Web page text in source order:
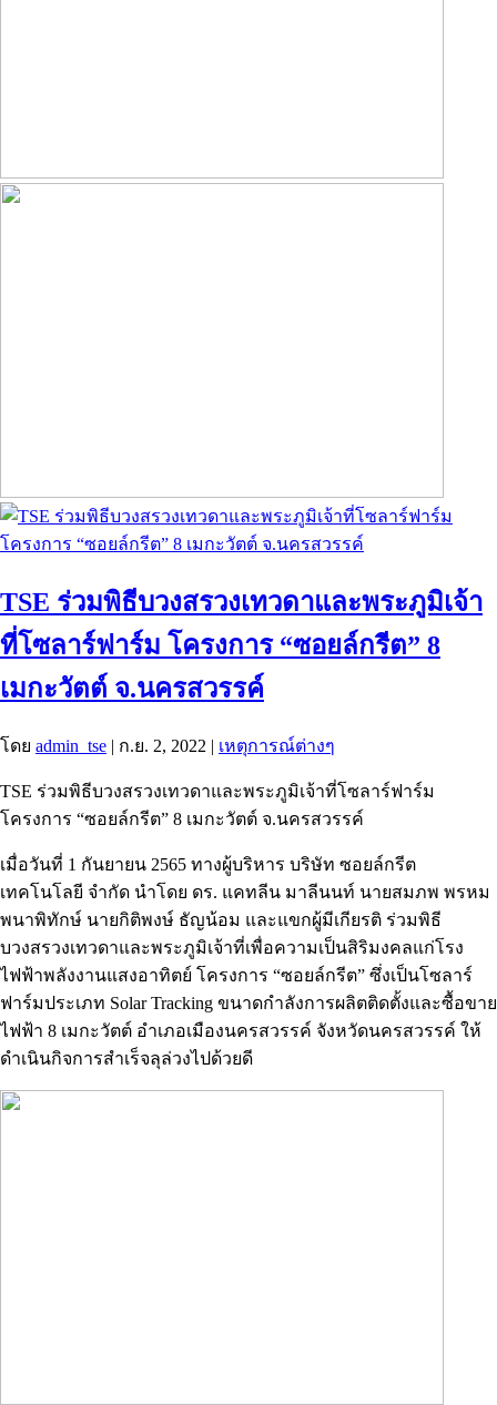
TSE ร่วมพิธีบวงสรวงเทวดาและพระภูมิเจ้า
ที่โซลาร์ฟาร์ม โครงการ “ซอยล์กรีต” 8
เมกะวัตต์ จ.นครสวรรค์
โดย admin_tse | ก.ย. 2, 2022 | เหตุการณ์ต่างๆ
TSE ร่วมพิธีบวงสรวงเทวดาและพระภูมิเจ้าที่โซลาร์ฟาร์ม
โครงการ “ซอยล์กรีต” 8 เมกะวัตต์ จ.นครสวรรค์
เมื่อวันที่ 1 กันยายน 2565 ทางผู้บริหาร บริษัท ซอยล์กรีต
เทคโนโลยี จำกัด นำโดย ดร. แคทลีน มาลีนนท์ นายสมภพ พรหม
พนาพิทักษ์ นายกิติพงษ์ ธัญน้อม และแขกผู้มีเกียรติ ร่วมพิธี
บวงสรวงเทวดาและพระภูมิเจ้าที่เพื่อความเป็นสิริมงคลแก่โรง
ไฟฟ้าพลังงานแสงอาทิตย์ โครงการ “ซอยล์กรีต” ซึ่งเป็นโซลาร์
ฟาร์มประเภท Solar Tracking ขนาดกำลังการผลิตติดตั้งและซื้อขาย
ไฟฟ้า 8 เมกะวัตต์ อำเภอเมืองนครสวรรค์ จังหวัดนครสวรรค์ ให้
ดำเนินกิจการสำเร็จลุล่วงไปด้วยดี